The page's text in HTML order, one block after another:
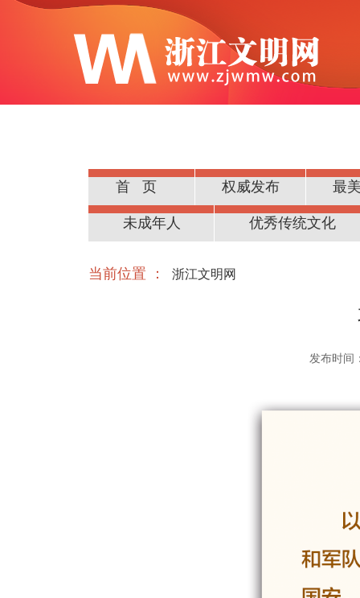
首页 权威发布 最
公民道德
未成年人 优秀传统文化
当前位置 ： 浙江文明网
发布时间